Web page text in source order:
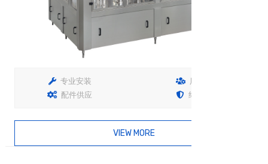
专业安装
用户培训
配件供应
终生保固
VIEW MORE